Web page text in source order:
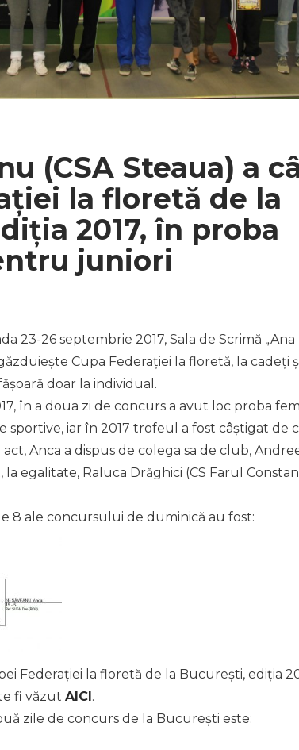
(CSA Steaua) a
la floretă de la
2017, în proba
juniori
23-26 septembrie 2017, Sala de Scrimă „Ana
Cupa Federației la floretă, la cadeți
doar la individual.
în a doua zi de concurs a avut loc proba
sportive, iar în 2017 trofeul a fost câștigat de
Anca a dispus de colega sa de club,
la egalitate, Raluca Drăghici (CS Farul
8 ale concursului de duminică au fost:
Federației la floretă de la București, ediția
fi văzut AICI .
zile de concurs de la București este: